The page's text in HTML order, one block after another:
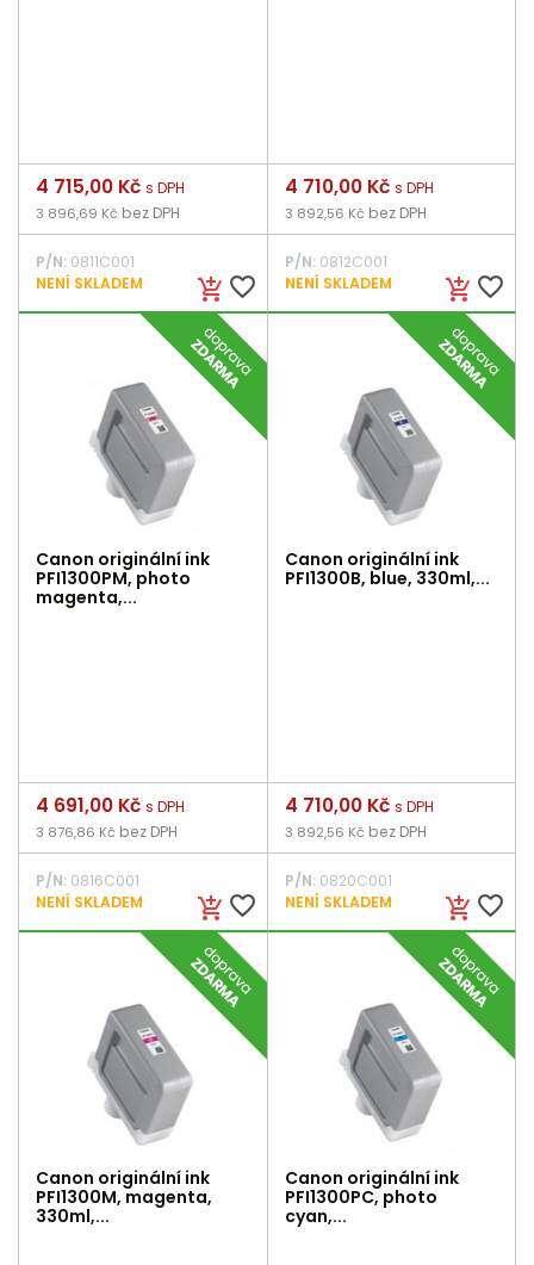
add_shopping_cart favorite_border
Cena
4 715,00 Kč s DPH
3 896,69 Kč bez DPH
P/N: 0811C001
NENÍ SKLADEM
add_shopping_cart favorite_border
Cena
4 710,00 Kč s DPH
3 892,56 Kč bez DPH
P/N:0812C001
NENÍ SKLADEM
Canon originální ink
PFI1300PM, photo
magenta,...
add_shopping_cart favorite_border
Cena
4 691,00 Kč s DPH
3 876,86 Kč bez DPH
P/N: 0816C001
NENÍ SKLADEM
Canon originální ink
PFI1300B, blue, 330ml,...
add_shopping_cart favorite_border
Cena
4 710,00 Kč s DPH
3 892,56 Kč bez DPH
P/N:0820C001
NENÍ SKLADEM
Canon originální ink
PFI1300M, magenta,
330ml,...
Canon originální ink
PFI1300PC, photo
cyan,...